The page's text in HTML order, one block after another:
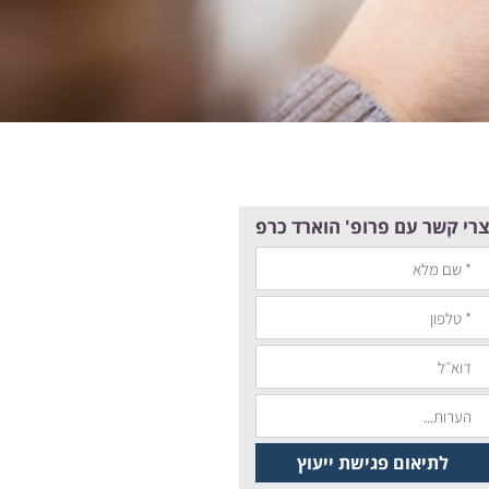
קשר עם פרופ' הוארד כרפ
לתיאום פגישת ייעוץ